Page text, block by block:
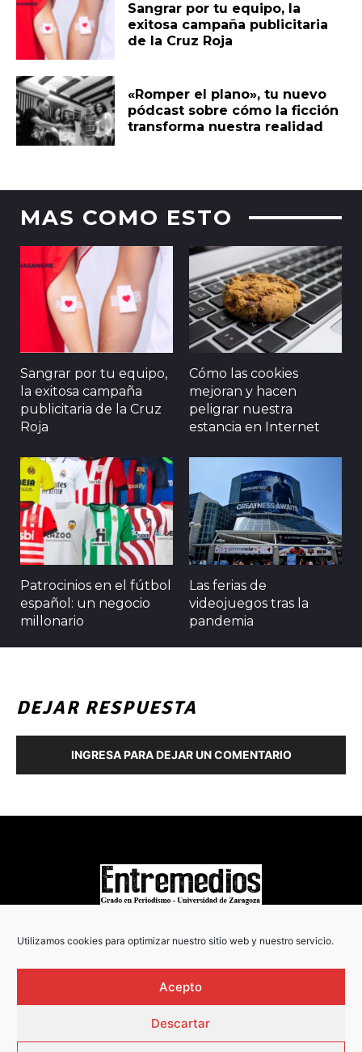
Utilizamos cookies para optimizar nuestro sitio web y nuestro servicio.
Acepto
Descartar
Sangrar por tu equipo, la
exitosa campaña publicitaria
de la Cruz Roja
«Romper el plano», tu nuevo
pódcast sobre cómo la ficción
transforma nuestra realidad
MAS COMO ESTO
Sangrar por tu equipo,
la exitosa campaña
publicitaria de la Cruz
Roja
Cómo las cookies
mejoran y hacen
peligrar nuestra
estancia en Internet
Patrocinios en el fútbol
español: un negocio
millonario
Las ferias de
videojuegos tras la
pandemia
DEJAR RESPUESTA
INGRESA PARA DEJAR UN COMENTARIO